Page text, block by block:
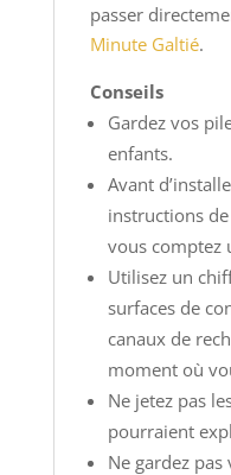
passer
Minute Galtié.
Conseils
Gardez vos
enfants.
Avant
instructions
vous comptez
Utilisez un
surfaces de
canaux de
moment où
Ne jetez pas
pourraient
Ne gardez pas